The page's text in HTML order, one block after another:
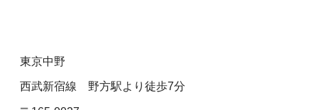
東京中野
西武新宿線 野方駅より徒歩7分